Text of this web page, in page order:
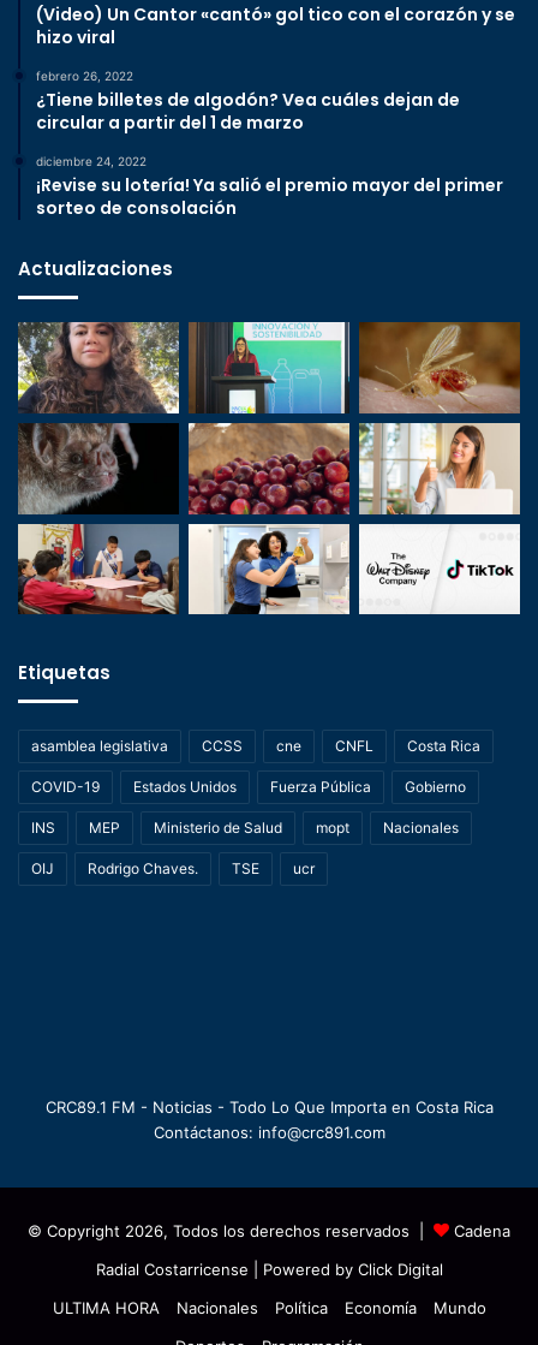
(Video) Un Cantor «cantó» gol tico con el corazón y se
hizo viral
febrero 26, 2022
¿Tiene billetes de algodón? Vea cuáles dejan de
circular a partir del 1 de marzo
diciembre 24, 2022
¡Revise su lotería! Ya salió el premio mayor del primer
sorteo de consolación
Actualizaciones
Etiquetas
asamblea legislativa CCSS cne CNFL Costa Rica
COVID-19 Estados Unidos Fuerza Pública Gobierno
INS MEP Ministerio de Salud mopt Nacionales
OIJ Rodrigo Chaves. TSE ucr
CRC89.1 FM - Noticias - Todo Lo Que Importa en Costa Rica
Contáctanos: info@crc891.com
© Copyright 2026, Todos los derechos reservados |
Cadena
Radial Costarricense | Powered by Click Digital
ULTIMA HORA
Nacionales Política Economía
Mundo